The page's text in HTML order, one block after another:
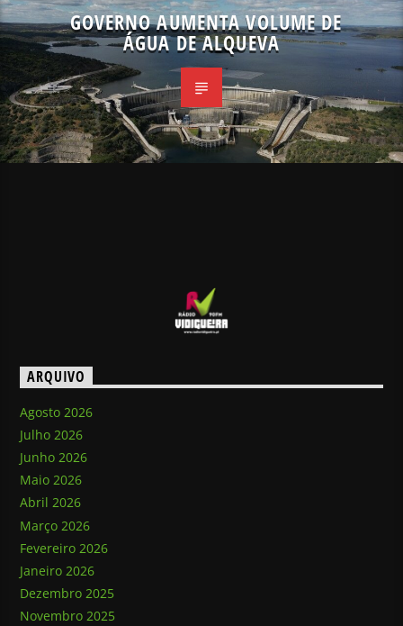
GOVERNO AUMENTA VOLUME DE
ÁGUA DE ALQUEVA
ARQUIVO
Agosto 2026
Julho 2026
Junho 2026
Maio 2026
Abril 2026
Março 2026
Fevereiro 2026
Janeiro 2026
Dezembro 2025
Novembro 2025